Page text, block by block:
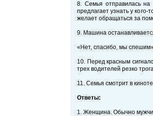
8. Семья отправилась на
предлагает узнать у
желает обращаться за
9. Машина
«Нет, спасибо, мы
10. Перед красным
трех водителей резко
11. Семья смотрит в
Ответы:
1. Женщина. Обычно